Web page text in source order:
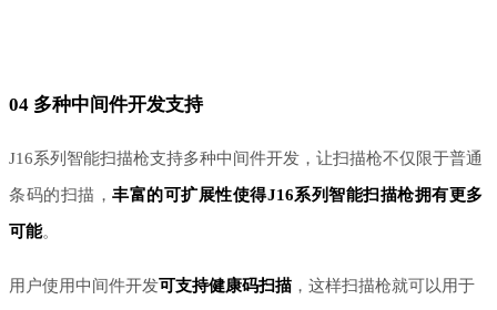
04 多种中间件开发支持
J16系列智能扫描枪支持多种中间件开发，让扫描枪不仅限于普通
条码的扫描， 丰富的可扩展性使得J16系列智能扫描枪拥有更多
可能。
用户使用中间件开发可支持健康码扫描 ，这样扫描枪就可以用于